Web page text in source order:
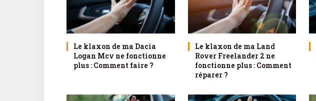
Le klaxon de ma Dacia
Logan Mcv ne fonctionne
plus : Comment faire ?
Le klaxon de ma Land
Rover Freelander 2 ne
fonctionne plus : Comment
réparer ?